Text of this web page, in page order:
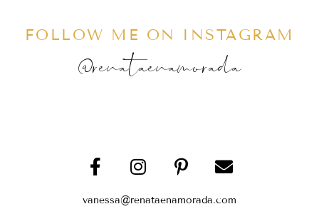
FOLLOW ME ON INSTAGRAM
@renataenamorada
vanessa@renataenamorada.com